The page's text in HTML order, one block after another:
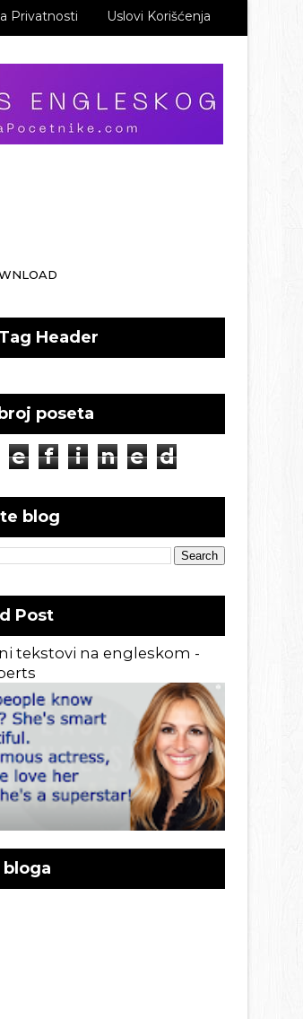
Privatnosti Uslovi Korišćenja
Header
poseta
e f i n e d
blog
Post
tekstovi na engleskom -